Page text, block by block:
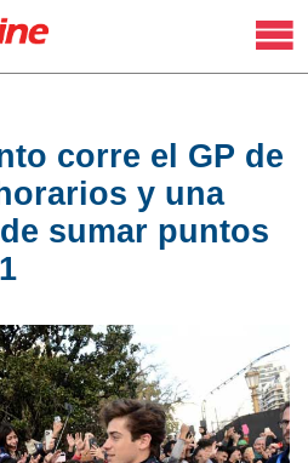
corre el GP de
y una
sumar puntos